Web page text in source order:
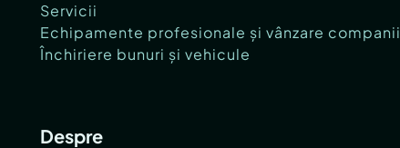
Servicii
Echipamente profesionale și vânzare companii
Închiriere bunuri și vehicule
Despre